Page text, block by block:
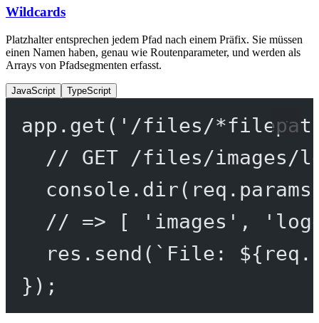
Wildcards
Platzhalter entsprechen jedem Pfad nach einem Präfix. Sie müssen
einen Namen haben, genau wie Routenparameter, und werden als
Arrays von Pfadsegmenten erfasst.
JavaScript TypeScript
app. get ( '/files/
// GET /files/images/
console. dir
// => [ 'images',
res. send ( `File: ${ req .
});